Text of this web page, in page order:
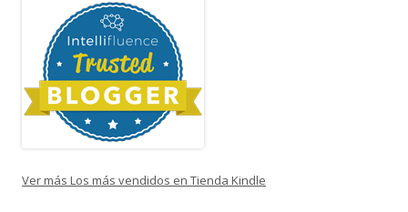
Ver más Los más vendidos en Tienda Kindle